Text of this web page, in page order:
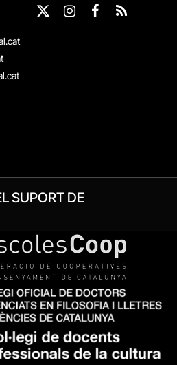
X
Instagram
Facebook
RSS
SUPORT DE